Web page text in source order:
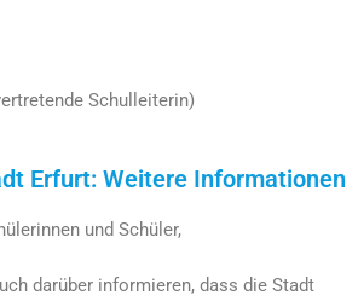
Schulleiterin)
Erfurt: Weitere Informationen
und Schüler,
darüber informieren, dass die Stadt